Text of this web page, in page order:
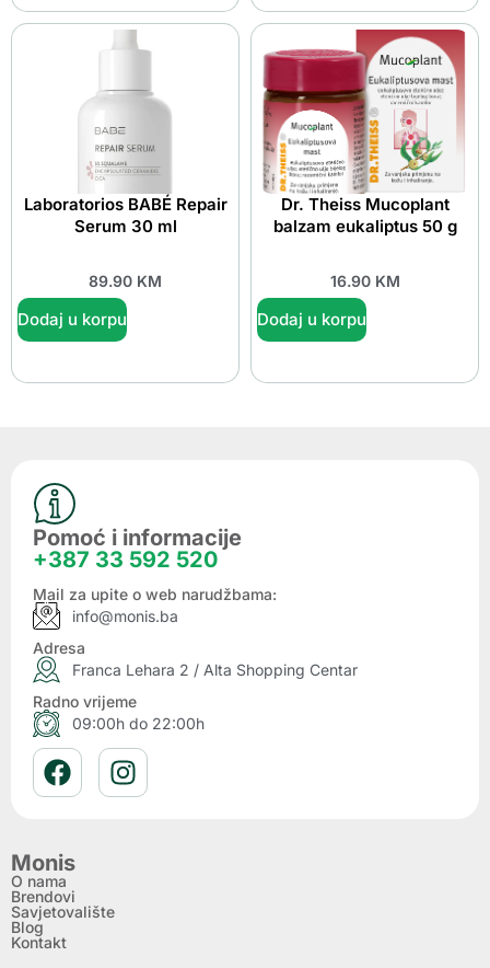
Laboratorios BABÉ Repair
Serum 30 ml
89.90 KM
Dodaj u korpu
Dr. Theiss Mucoplant
balzam eukaliptus 50 g
16.90 KM
Dodaj u korpu
Pomoć i informacije
+387 33 592 520
Mail za upite o web narudžbama:
info@monis.ba
Adresa
Franca Lehara 2 / Alta Shopping Centar
Radno vrijeme
09:00h do 22:00h
Monis
O nama
Brendovi
Savjetovalište
Blog
Kontakt